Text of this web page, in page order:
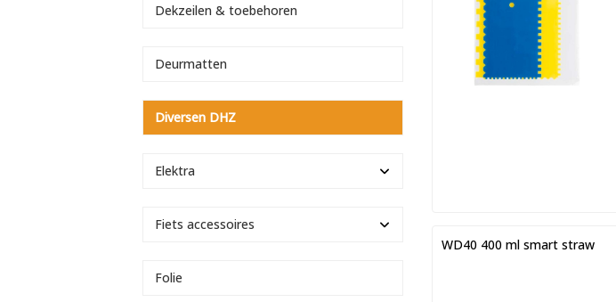
WD40 400 ml smart straw
Dekzeilen & toebehoren
Deurmatten
Diversen DHZ
Elektra
Fiets accessoires
Folie